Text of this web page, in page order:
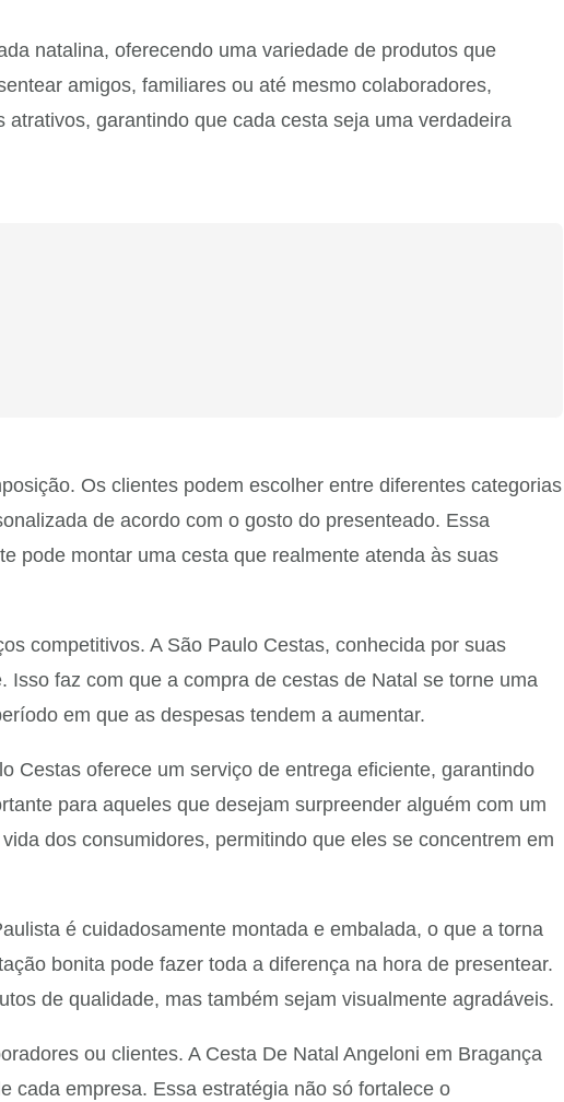
natalina, oferecendo uma variedade de produtos que
amigos, familiares ou até mesmo colaboradores,
garantindo que cada cesta seja uma verdadeira
Os clientes podem escolher entre diferentes categorias
de acordo com o gosto do presenteado. Essa
pode montar uma cesta que realmente atenda às suas
competitivos. A São Paulo Cestas, conhecida por suas
faz com que a compra de cestas de Natal se torne uma
em que as despesas tendem a aumentar.
Cestas oferece um serviço de entrega eficiente, garantindo
para aqueles que desejam surpreender alguém com um
dos consumidores, permitindo que eles se concentrem em
é cuidadosamente montada e embalada, o que a torna
bonita pode fazer toda a diferença na hora de presentear.
de qualidade, mas também sejam visualmente agradáveis.
ou clientes. A Cesta De Natal Angeloni em Bragança
cada empresa. Essa estratégia não só fortalece o